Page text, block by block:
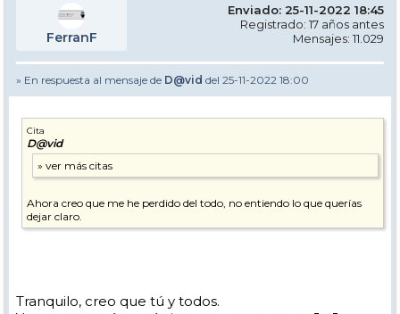
FerranF
Enviado: 25-11-2022 18:45
Registrado: 17 años antes
Mensajes: 11.029
» En respuesta al mensaje de D@vid del 25-11-2022 18:00
Cita
D@vid
Ahora creo que me he perdido del todo, no entiendo lo que querías
dejar claro.
Tranquilo, creo que tú y todos.